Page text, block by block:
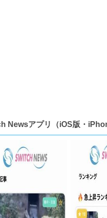
Newsアプリ（iOS版・